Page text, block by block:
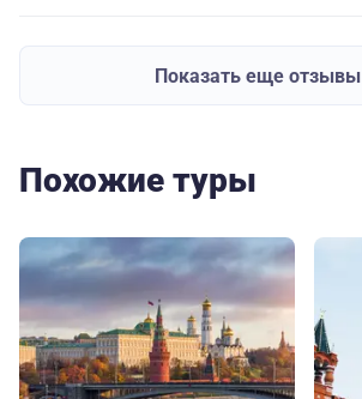
Показать еще отзывы
Похожие туры